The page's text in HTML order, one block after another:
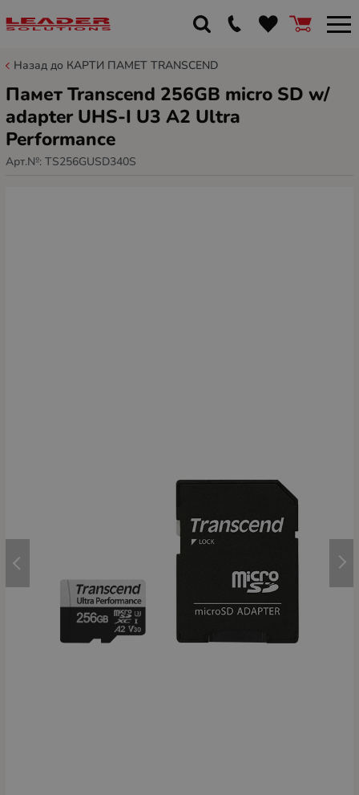
Назад до КАРТИ ПАМЕТ TRANSCEND
Памет Transcend 256GB micro SD w/
adapter UHS-I U3 A2 Ultra
Performance
Арт.№: TS256GUSD340S